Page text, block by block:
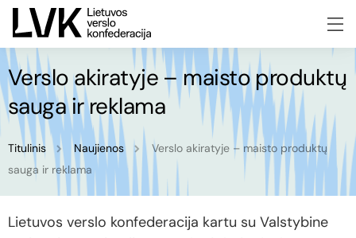
Verslo akiratyje – maisto produktų
sauga ir reklama
Titulinis Naujienos
Verslo akiratyje – maisto produktų
sauga ir reklama
Lietuvos verslo konfederacija kartu su Valstybine